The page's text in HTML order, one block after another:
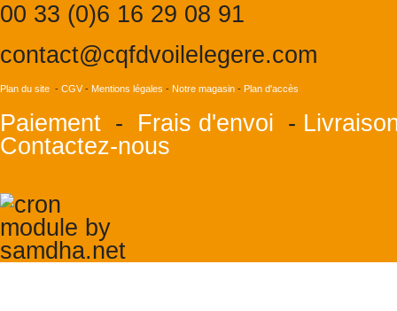
00 33 (0)6 16 29 08 91
contact@cqfdvoilelegere.com
Plan du site - CGV- Mentions légales - Notre magasin - Plan d'accès
Paiement - Frais d'envoi -
Contactez-nous